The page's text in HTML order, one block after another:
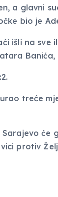
a glavni
bio je
išli na sve
treće
Sarajevo
protiv